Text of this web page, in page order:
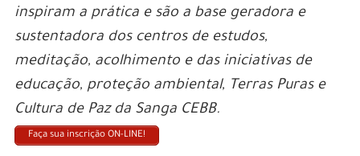
inspiram a prática e são a base geradora e
sustentadora dos centros de estudos,
meditação, acolhimento e das iniciativas de
educação, proteção ambiental, Terras Puras e
Cultura de Paz da Sanga CEBB.
Faça sua inscrição ON-LINE!